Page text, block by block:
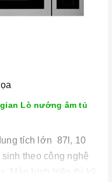
Lò nướng âm tủ
tích lớn 87l, 10
theo công nghệ
. Màn hình hiển thị kỹ